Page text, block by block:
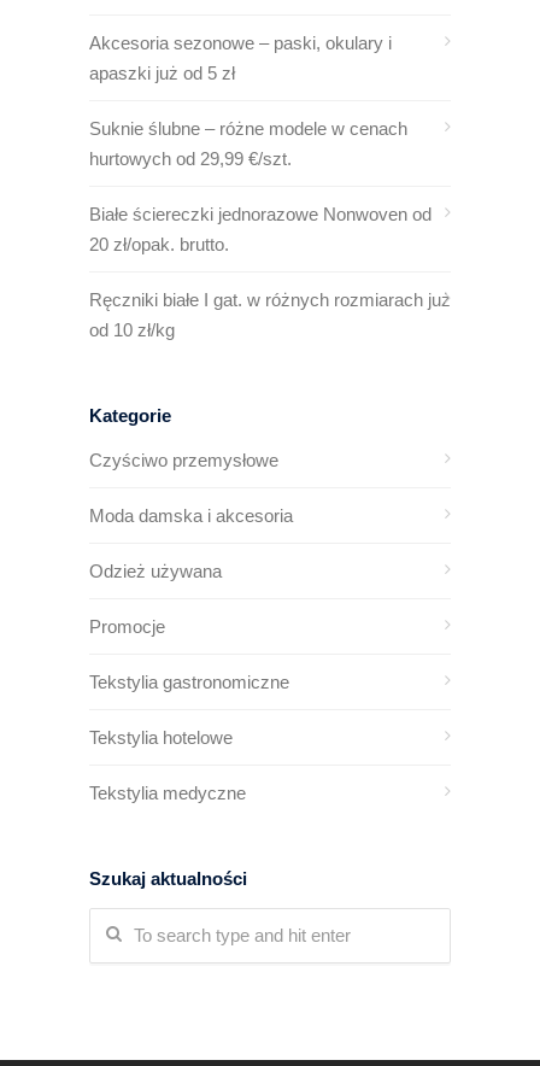
Akcesoria sezonowe – paski, okulary i
apaszki już od 5 zł
Suknie ślubne – różne modele w cenach
hurtowych od 29,99 €/szt.
Białe ściereczki jednorazowe Nonwoven od
20 zł/opak. brutto.
Ręczniki białe I gat. w różnych rozmiarach już
od 10 zł/kg
Kategorie
Czyściwo przemysłowe
Moda damska i akcesoria
Odzież używana
Promocje
Tekstylia gastronomiczne
Tekstylia hotelowe
Tekstylia medyczne
Szukaj aktualności